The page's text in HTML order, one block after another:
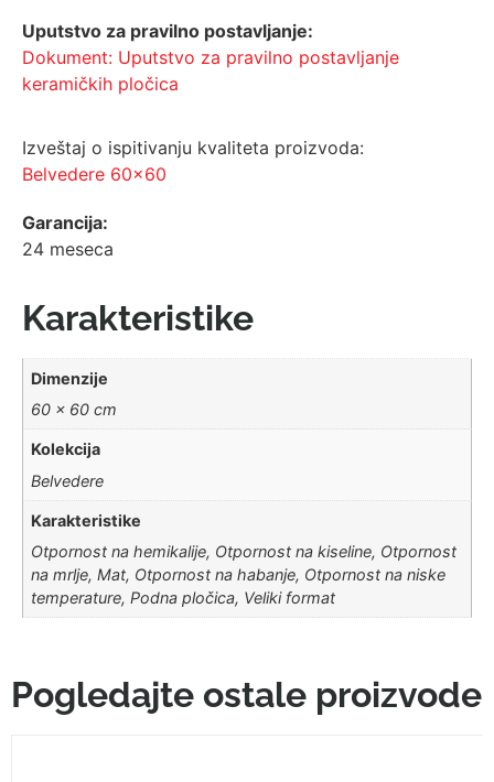
Uputstvo za pravilno postavljanje:
Dokument: Uputstvo za pravilno postavljanje
keramičkih pločica
Izveštaj o ispitivanju kvaliteta proizvoda:
Belvedere 60x60
Garancija:
24 meseca
Karakteristike
Dimenzije
60 × 60 cm
Kolekcija
Belvedere
Karakteristike
Otpornost na hemikalije, Otpornost na kiseline, Otpornost
na mrlje, Mat, Otpornost na habanje, Otpornost na niske
temperature, Podna pločica, Veliki format
Pogledajte ostale proizvode